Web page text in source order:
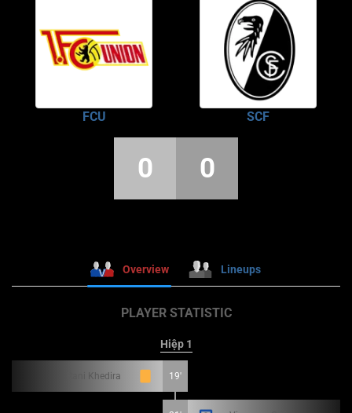
FCU SCF
0 0
Overview Lineups
PLAYER STATISTIC
Hiệp 1
Rani Khedira 19'